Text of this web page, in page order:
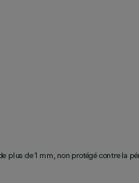
plus de 1 mm, non protégé contre la